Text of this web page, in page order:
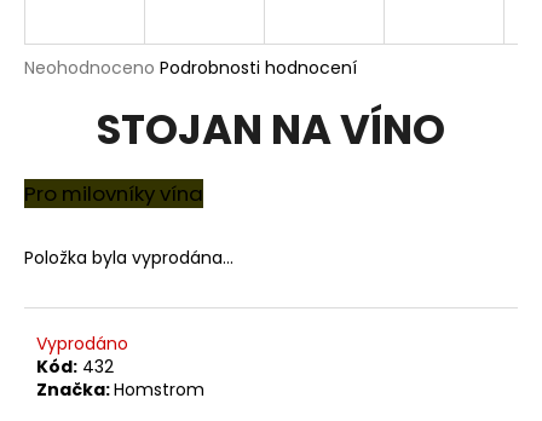
Průměrné
produktu
z
5
Neohodnoceno Podrobnosti hodnocení
STOJAN NA VÍNO
Pro milovníky vína
Položka byla vyprodána…
Vyprodáno
Kód: 432
Značka:Homstrom
j
D